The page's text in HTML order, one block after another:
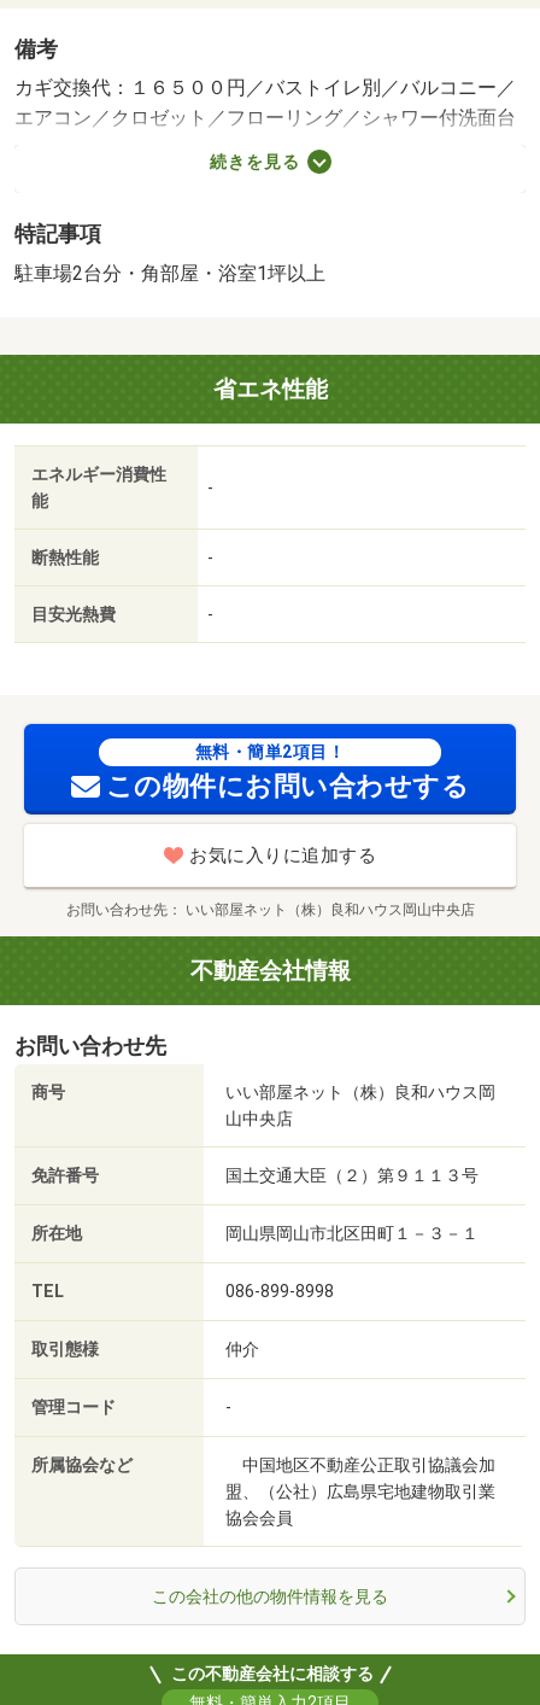
備考
カギ交換代：１６５００円／バストイレ別／バルコニー／
エアコン／クロゼット／フローリング／シャワー付洗面台
／ＴＶインターホン／浴室乾燥機／室内洗濯置／シューズ
ボックス／システムキッチン／南向き／追焚機能浴室／角
駐輪場／宅配ボックス／即入居可／礼金不要／敷金不要／
対面式キッチン／照明付／全居室洋室／ウォークインクロ
線／ネット使用料不要／エアコン全室／床下収納／築２年
以内／２４時間換気システム／複層ガラス／エアコン３台
／浴室１坪以上／浴室未使用／トイレ未使用／未入居／２
駅利用可／敷地内ごみ置き場／平面駐車場／全居室６畳以
上／キッチン未使用／都市ガス／洗面所にドア／南面バル
コニー／ＢＳ／敷金・礼金不要／岡山市立財田小学校（小
１８９２ｍ／東岡山ＩＰＵこども園（幼稚園・保育園）ま
で６６３ｍ／岡山県立東岡山工業高校（高校・高専）まで
１５０８ｍ／岡山市古都市民サービスセンター（役所）ま
続きを見る
特記事項
駐車場2台分・角部屋・浴室1坪以上
省エネ性能
エネルギー消費性
能
-
断熱性能 -
目安光熱費 -
無料・簡単2項目！
この物件にお問い合わせする
お気に入りに追加する
お問い合わせ先 いい部屋ネット（株）良和ハウス岡山中央店
不動産会社情報
お問い合わせ先
商号
いい部屋ネット（株）良和ハウス岡
山中央店
免許番号 国土交通大臣（２）第９１１３号
所在地 岡山県岡山市北区田町１－３－１
TEL 086-899-8998
取引態様 仲介
管理コード -
所属協会など
中国地区不動産公正取引協議会加
盟、（公社）広島県宅地建物取引業
協会会員
この会社の他の物件情報を見る
この不動産会社に相談する